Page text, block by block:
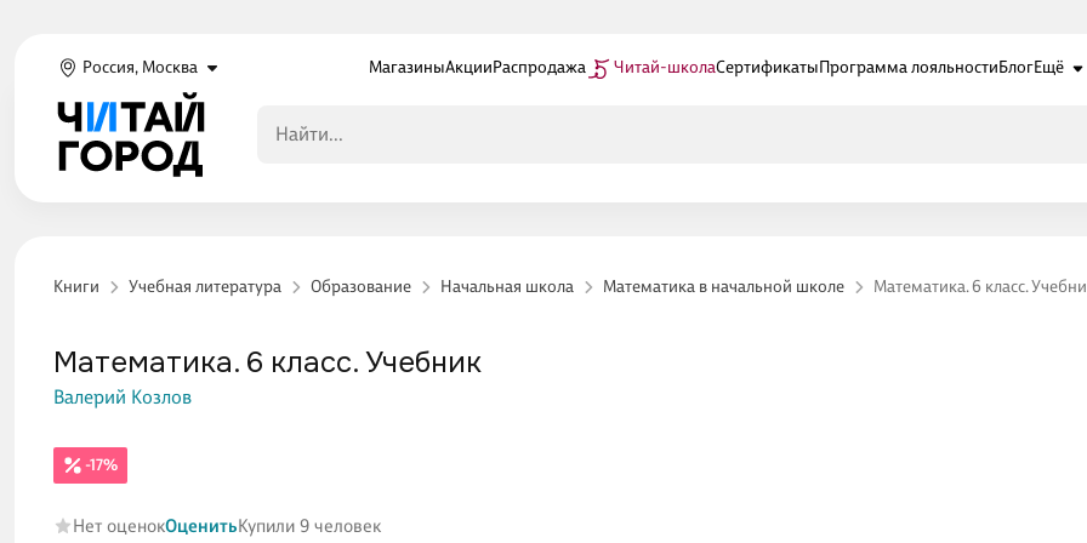
Россия, Москва МагазиныАкцииРаспродажа Читай-школаСертификатыПрограмма лояльностиБлогЕщё
Книги Учебная литература Образование Начальная школа Математика в начальной школе Математика. 6 класс.
-17%
Математика. 6 класс. Учебник
Валерий Козлов
Нет оценокОценитьКупили 9 человек